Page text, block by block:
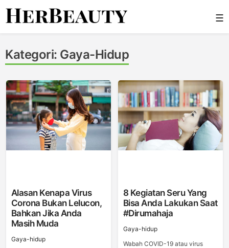
Skip
☰
Kategori: Gaya-Hidup
Alasan Kenapa Virus
Corona Bukan Lelucon,
Bahkan Jika Anda
Masih Muda
Gaya-hidup
8 Kegiatan Seru Yang
Bisa Anda Lakukan Saat
#dirumahaja
Gaya-hidup
Wabah COVID-19 atau virus